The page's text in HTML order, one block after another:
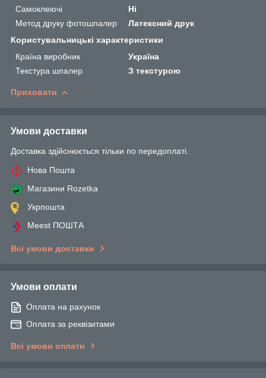
Самоклеючі
Ні
Метод друку фотошпалер
Латексний друк
Користувальницькі характеристики
Країна виробник
Україна
Текстура шпалер
З текстурою
Приховати
Умови доставки
Доставка здійснюється тільки по передоплаті.
Нова Пошта
Магазини Rozetka
Укрпошта
Meest ПОШТА
Всі умови доставки
Умови оплати
Оплата на рахунок
Оплата за реквізитами
Всі умови оплати